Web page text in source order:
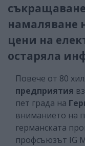
намаляване
цени на
остаряла
Повече от 80
предприятия
пет града на
вниманието на
германската
профсъюзът IG